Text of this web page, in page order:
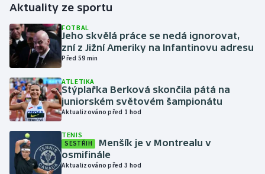
Gymnastika
Házená
Jezdectví
Judo
Krasobruslení
Lezení
Aktuality ze sportu
FOTBAL
Jeho skvělá práce se nedá ignorovat,
zní z Jižní Ameriky na Infantinovu adresu
Před 59 min
ATLETIKA
Stýplařka Berková skončila pátá na
juniorském světovém šampionátu
Aktualizováno před 1 hod
TENIS
SESTŘIH
Menšík je v Montrealu v
osmifinále
Aktualizováno před 3 hod